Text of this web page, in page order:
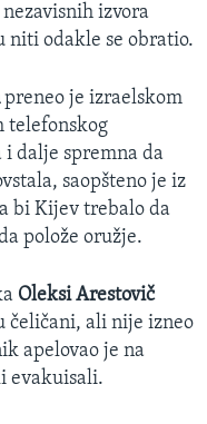
izvora
niti odakle se obratio.
preneo je izraelskom
telefonskog
i dalje spremna da
saopšteno je iz
bi Kijev trebalo da
polože oružje.
Oleksi Arestovič
čeličani, ali nije izneo
apelovao je na
evakuisali.